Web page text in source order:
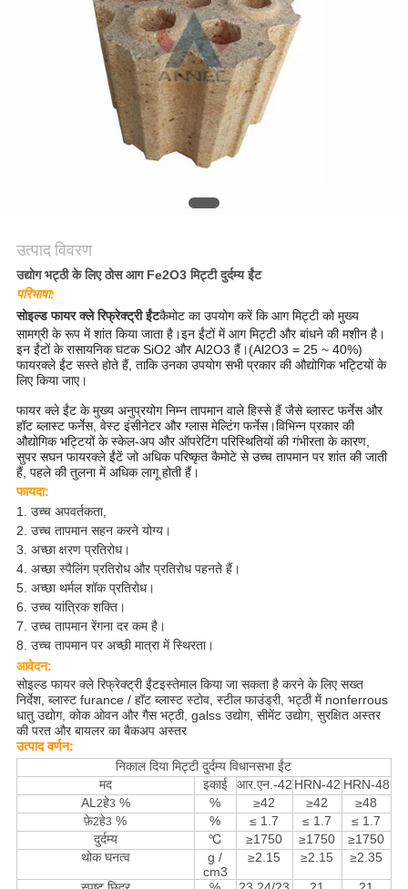
उत्पाद विवरण
उद्योग भट्ठी के लिए ठोस आग Fe2O3 मिट्टी दुर्दम्य ईंट
परिभाषा:
सोइल्ड फायर क्ले रिफ्रेक्ट्री ईंटकैमोट का उपयोग करें कि आग मिट्टी को मुख्य
सामग्री के रूप में शांत किया जाता है।इन ईंटों में आग मिट्टी और बांधने की मशीन है।
इन ईंटों के रासायनिक घटक SiO2 और Al2O3 हैं।(Al2O3 = 25 ~ 40%)
फायरक्ले ईंट सस्ते होते हैं, ताकि उनका उपयोग सभी प्रकार की औद्योगिक भट्टियों के
लिए किया जाए।
फायर क्ले ईंट के मुख्य अनुप्रयोग निम्न तापमान वाले हिस्से हैं जैसे ब्लास्ट फर्नेस और
हॉट ब्लास्ट फर्नेस, वेस्ट इंसीनेटर और ग्लास मेल्टिंग फर्नेस।विभिन्न प्रकार की
औद्योगिक भट्टियों के स्केल-अप और ऑपरेटिंग परिस्थितियों की गंभीरता के कारण,
सुपर सघन फायरक्ले ईंटें जो अधिक परिष्कृत कैमोटे से उच्च तापमान पर शांत की जाती
हैं, पहले की तुलना में अधिक लागू होती हैं।
फायदा:
1. उच्च अपवर्तकता,
2. उच्च तापमान सहन करने योग्य।
3. अच्छा क्षरणप्रतिरोध।
4. अच्छा स्पैलिंग प्रतिरोधऔर प्रतिरोध पहनते हैं।
5. अच्छा थर्मल शॉक प्रतिरोध।
6. उच्च यांत्रिक शक्ति।
7. उच्च तापमान रेंगना दर कम है।
8. उच्च तापमान पर अच्छी मात्रा में स्थिरता।
आवेदन:
सोइल्ड फायर क्ले रिफ्रेक्ट्री ईंटइस्तेमाल किया जा सकता है करने के लिए सख्त
निर्देश, ब्लास्ट furance / हॉट ब्लास्ट स्टोव, स्टील फाउंड्री, भट्ठी में nonferrous
धातु उद्योग, कोक ओवन और गैस भट्ठी, galss उद्योग, सीमेंट उद्योग, सुरक्षित अस्तर
की परत और बायलर का बैकअप अस्तर
उत्पाद वर्णन:
निकाल दिया मिट्टी दुर्दम्य विधानसभा ईंट
मद
इकाई आर.एन.-42 HRN-42 HRN-48
AL2हे3 % % ≥42 ≥42
≥48
फ़े2हे3 % % ≤ 1.7 ≤ 1.7
≤ 1.7
दुर्दम्य
℃ ≥1750 ≥1750
≥1750
थोक घनत्व
g /
cm3
≥2.15 ≥2.15 ≥2.35